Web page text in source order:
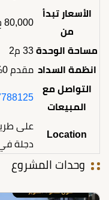
الأسعار تبدأ
من
80,000
مساحة الوحدة 33 م2
انظمة السداد مقدم 0% , 10 سنوات تقسيط
التواصل مع
المبيعات
Location
على
دجلة
وحدات المشروع